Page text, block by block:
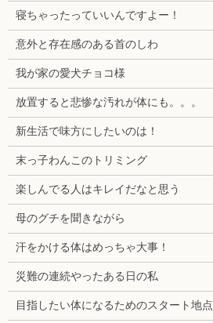
寝ちゃったっていいんですよー！
意外と存在感のある首のしわ
我が家の愛犬チョコ様
放置すると悲惨な汚れが体にも。。。
新生活で味方にしたいのは！
末っ子わんこのトリミング
楽しんでる人はキレイだなと思う
母のグチを聞きながら
汗をかける体はめっちゃ大事！
災難の連続やったある日の私
目指したい体になるためのスタート地点